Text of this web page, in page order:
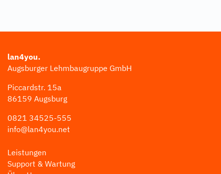
lan4you.
Augsburger Lehmbaugruppe GmbH
Piccardstr. 15a
86159 Augsburg
0821 34525-555
info@lan4you.net
Leistungen
Support & Wartung